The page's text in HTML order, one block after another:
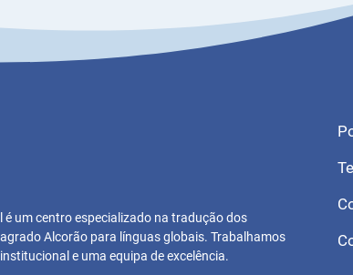
é um centro especializado na tradução dos
Alcorão para línguas globais. Trabalhamos
e uma equipa de excelência.